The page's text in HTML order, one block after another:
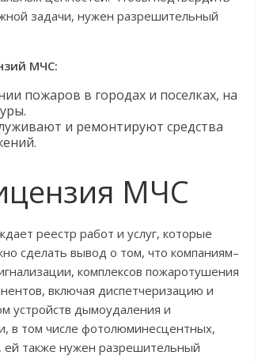
задачи, нужен разрешительный
МЧС:
пожаров в городах и поселках, на
и ремонтируют средства
МЧС
реестр работ и услуг, которые
сделать вывод о том, что компаниям–
комплексов пожаротушения
включая диспетчеризацию и
устройств дымоудаления и
в том числе фотолюминесцентных,
ей также нужен разрешительный